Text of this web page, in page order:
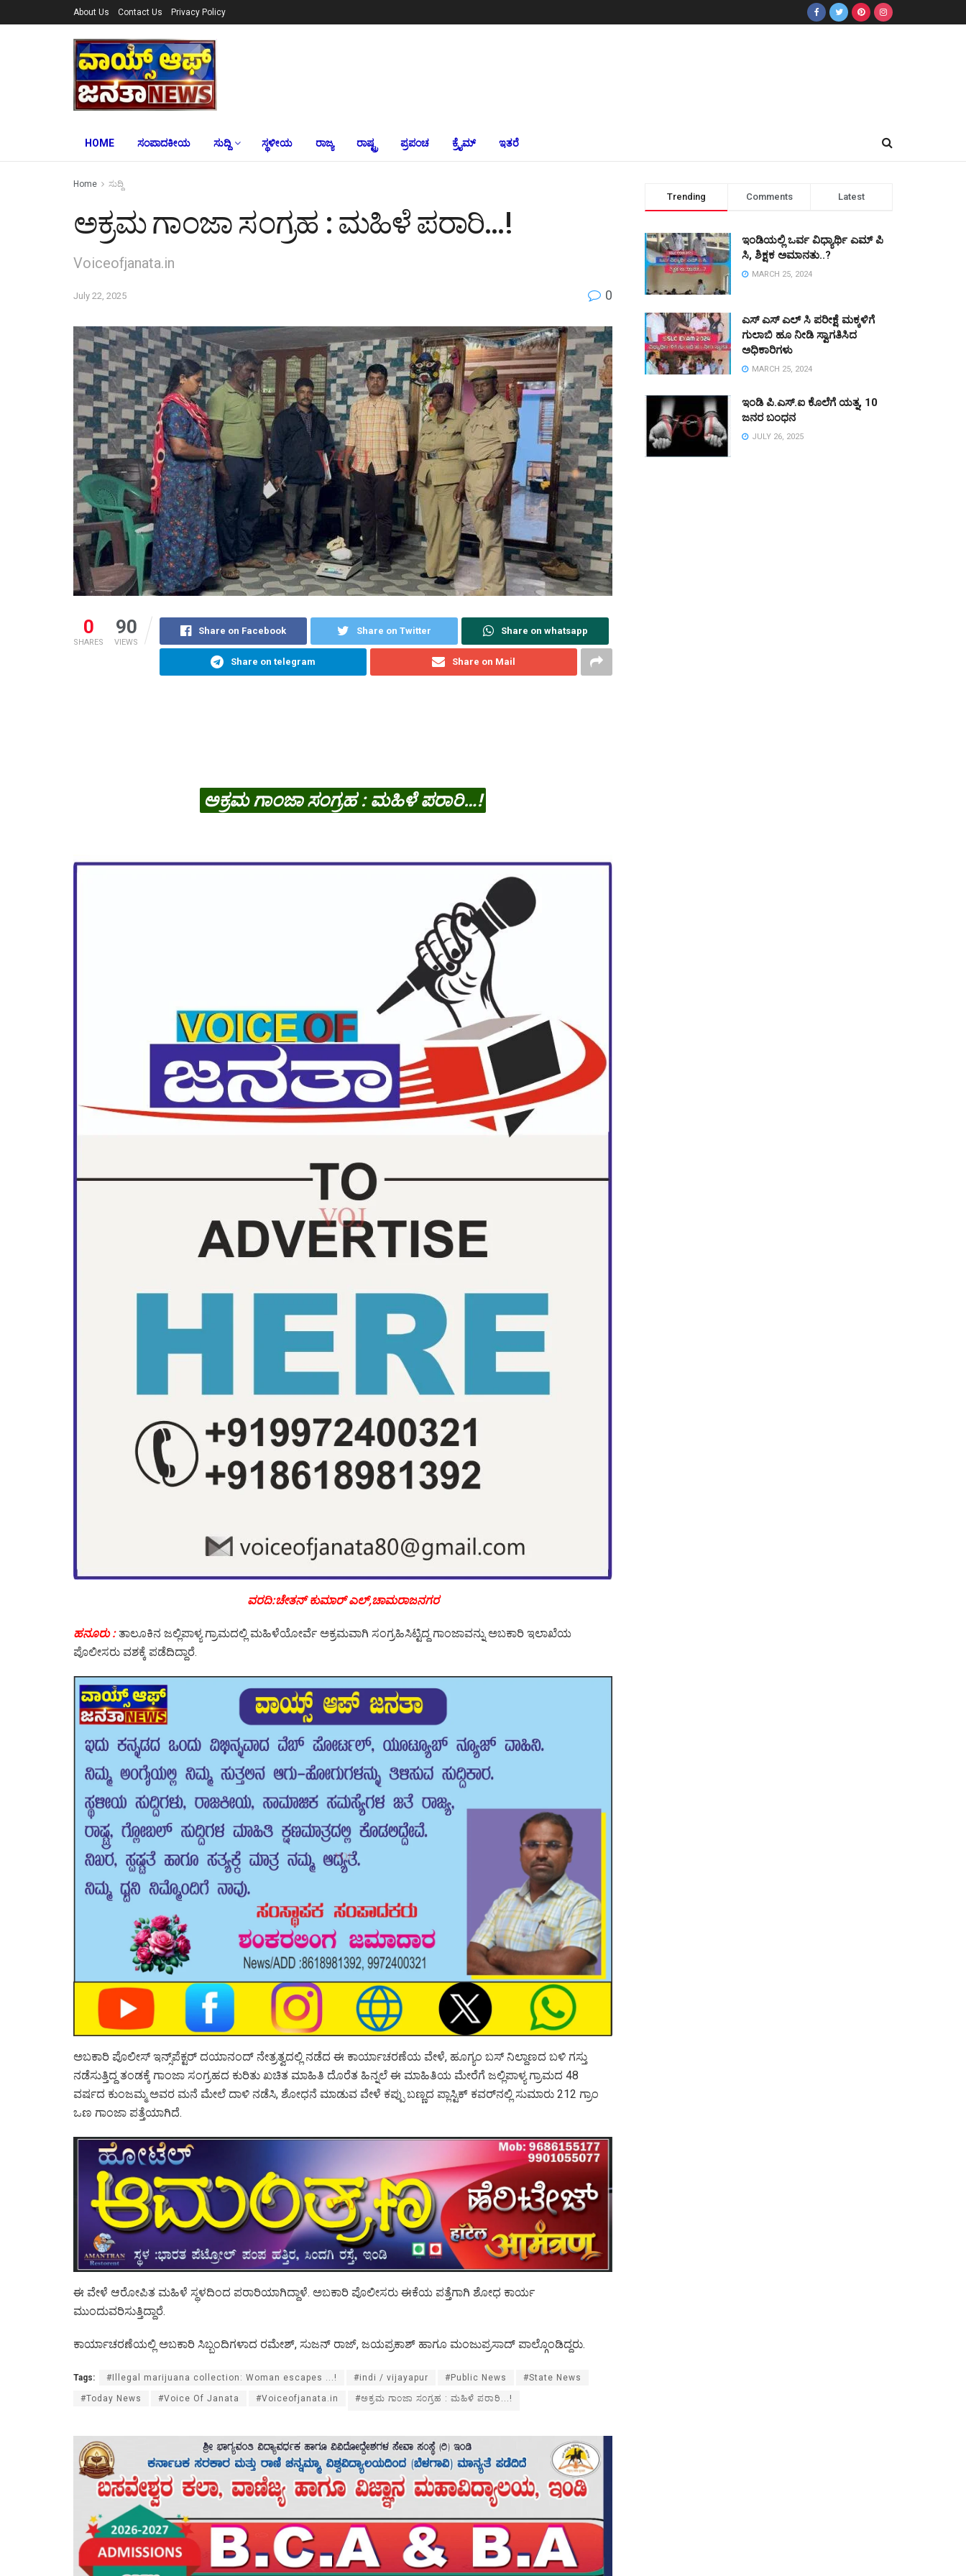
About Us Contact Us Privacy Policy
HOME ಸಂಪಾದಕೀಯ ಸುದ್ದಿ ಸ್ಥಳೀಯ ರಾಜ್ಯ ರಾಷ್ಟ್ರ ಪ್ರಪಂಚ ಕ್ರೈಮ್‌ ಇತರೆ
Home ಸುದ್ದಿ
ಅಕ್ರಮ ಗಾಂಜಾ ಸಂಗ್ರಹ : ಮಹಿಳೆ ಪರಾರಿ…!
Voiceofjanata.in
July 22, 2025 0
0
SHARES
90
VIEWS
Share on Facebook Share on Twitter Share on whatsapp
Share on telegram Share on Mail
ಅಕ್ರಮ ಗಾಂಜಾ ಸಂಗ್ರಹ : ಮಹಿಳೆ ಪರಾರಿ…!
ವರದಿ:ಚೇತನ್ ಕುಮಾರ್ ಎಲ್,ಚಾಮರಾಜನಗರ
ಹನೂರು : ತಾಲೂಕಿನ ಜಲ್ಲಿಪಾಳ್ಯ ಗ್ರಾಮದಲ್ಲಿ ಮಹಿಳೆಯೋರ್ವೆ ಅಕ್ರಮವಾಗಿ ಸಂಗ್ರಹಿಸಿಟ್ಟಿದ್ದ ಗಾಂಜಾವನ್ನು ಅಬಕಾರಿ ಇಲಾಖೆಯ
ಪೊಲೀಸರು ವಶಕ್ಕೆ ಪಡೆದಿದ್ದಾರೆ.
ಅಬಕಾರಿ ಪೊಲೀಸ್ ಇನ್ಸ್‌ಪೆಕ್ಟರ್ ದಯಾನಂದ್ ನೇತ್ರತ್ವದಲ್ಲಿ ನಡೆದ ಈ ಕಾರ್ಯಾಚರಣೆಯ ವೇಳೆ, ಹೂಗ್ಯಂ ಬಸ್ ನಿಲ್ದಾಣದ ಬಳಿ ಗಸ್ತು
ನಡೆಸುತ್ತಿದ್ದ ತಂಡಕ್ಕೆ ಗಾಂಜಾ ಸಂಗ್ರಹದ ಕುರಿತು ಖಚಿತ ಮಾಹಿತಿ ದೊರೆತ ಹಿನ್ನಲೆ ಈ ಮಾಹಿತಿಯ ಮೇರೆಗೆ ಜಲ್ಲಿಪಾಳ್ಯ ಗ್ರಾಮದ 48
ವರ್ಷದ ಕುಂಜಮ್ಮ ಅವರ ಮನೆ ಮೇಲೆ ದಾಳಿ ನಡೆಸಿ, ಶೋಧನೆ ಮಾಡುವ ವೇಳೆ ಕಪ್ಪು ಬಣ್ಣದ ಪ್ಲಾಸ್ಟಿಕ್ ಕವರ್‌ನಲ್ಲಿ ಸುಮಾರು 212 ಗ್ರಾಂ
ಒಣ ಗಾಂಜಾ ಪತ್ತೆಯಾಗಿದೆ.
ಈ ವೇಳೆ ಆರೋಪಿತ ಮಹಿಳೆ ಸ್ಥಳದಿಂದ ಪರಾರಿಯಾಗಿದ್ದಾಳೆ. ಅಬಕಾರಿ ಪೊಲೀಸರು ಈಕೆಯ ಪತ್ತೆಗಾಗಿ ಶೋಧ ಕಾರ್ಯ
ಮುಂದುವರಿಸುತ್ತಿದ್ದಾರೆ.
ಕಾರ್ಯಾಚರಣೆಯಲ್ಲಿ ಅಬಕಾರಿ ಸಿಬ್ಬಂದಿಗಳಾದ ರಮೇಶ್, ಸುಜನ್ ರಾಜ್, ಜಯಪ್ರಕಾಶ್ ಹಾಗೂ ಮಂಜುಪ್ರಸಾದ್ ಪಾಲ್ಗೊಂಡಿದ್ದರು.
Tags: #Illegal marijuana collection: Woman escapes ...! #indi / vijayapur #Public News #State News
#Today News #Voice Of Janata #Voiceofjanata.in #ಅಕ್ರಮ ಗಾಂಜಾ ಸಂಗ್ರಹ : ಮಹಿಳೆ ಪರಾರಿ...!
Trending Comments Latest
ಇಂಡಿಯಲ್ಲಿ ಒರ್ವ ವಿಧ್ಯಾರ್ಥಿ ಎಮ್ ಪಿ
ಸಿ, ಶಿಕ್ಷಕ ಅಮಾನತು..?
MARCH 25, 2024
ಎಸ್ ಎಸ್ ಎಲ್ ಸಿ ಪರೀಕ್ಷೆ ಮಕ್ಕಳಿಗೆ
ಗುಲಾಬಿ ಹೂ ನೀಡಿ ಸ್ವಾಗತಿಸಿದ
ಅಧಿಕಾರಿಗಳು
MARCH 25, 2024
ಇಂಡಿ ಪಿ.ಎಸ್.ಐ ಕೊಲೆಗೆ ಯತ್ನ, 10
ಜನರ ಬಂಧನ
JULY 26, 2025